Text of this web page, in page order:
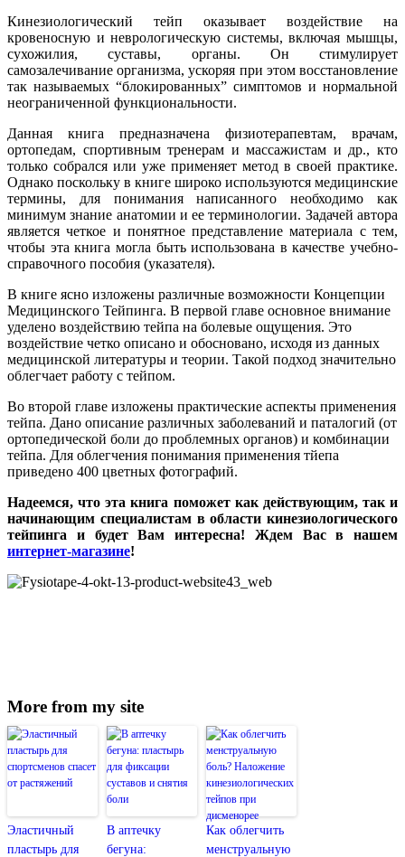
Кинезиологический тейп оказывает воздействие на
кровеносную и неврологическую системы, включая мышцы,
сухожилия, суставы, органы. Он стимулирует
самозалечивание организма, ускоряя при этом восстановление
так называемых “блокированных” симптомов и нормальной
неограниченной функциональности.
Данная книга предназначена физиотерапевтам, врачам,
ортопедам, спортивным тренерам и массажистам и др., кто
только собрался или уже применяет метод в своей практике.
Однако поскольку в книге широко используются медицинские
термины, для понимания написанного необходимо как
минимум знание анатомии и ее терминологии. Задачей автора
является четкое и понятное представление материала с тем,
чтобы эта книга могла быть использована в качестве учебно-
справочного пособия (указателя).
В книге ясно изложены различные возможности Концепции
Медицинского Тейпинга. В первой главе основное внимание
уделено воздействию тейпа на болевые ощущения. Это
воздействие четко описано и обосновано, исходя из данных
медицинской литературы и теории. Такой подход значительно
облегчает работу с тейпом.
Во второй главе изложены практические аспекты применения
тейпа. Дано описание различных заболеваний и паталогий (от
ортопедической боли до проблемных органов) и комбинации
тейпа. Для облегчения понимания применения тйепа
приведено 400 цветных фотографий.
Надеемся, что эта книга поможет как действующим, так и
начинающим специалистам в области кинезиологического
тейпинга и будет Вам интересна! Ждем Вас в нашем
интернет-магазине!
More from my site
Эластичный
пластырь для
В аптечку
бегуна:
Как облегчить
менструальную